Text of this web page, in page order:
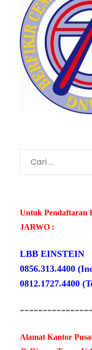
Cari
untuk:
Untuk Pendaftaran
JARWO :
LBB EINSTEIN
0856.313.4400
0812.1727.4400
Alamat Kantor